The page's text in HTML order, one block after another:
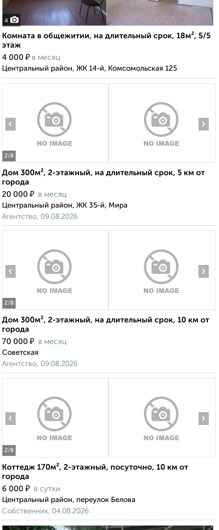
4
Комната в общежитии, на длительный срок, 18м², 5/5
этаж
4 000 ₽ в месяц
Центральный район, ЖК 14-й, Комсомольская 125
2/8
‹ ›
Дом 300м², 2-этажный, на длительный срок, 5 км от
города
20 000 ₽ в месяц
Центральный район, ЖК 35-й, Мира
Агентство, 09.08.2026
2/8
‹ ›
Дом 300м², 2-этажный, на длительный срок, 10 км от
города
70 000 ₽ в месяц
Советская
Агентство, 09.08.2026
2/8
‹ ›
Коттедж 170м², 2-этажный, посуточно, 10 км от
города
6 000 ₽ в сутки
Центральный район, переулок Белова
Собственник, 04.08.2026